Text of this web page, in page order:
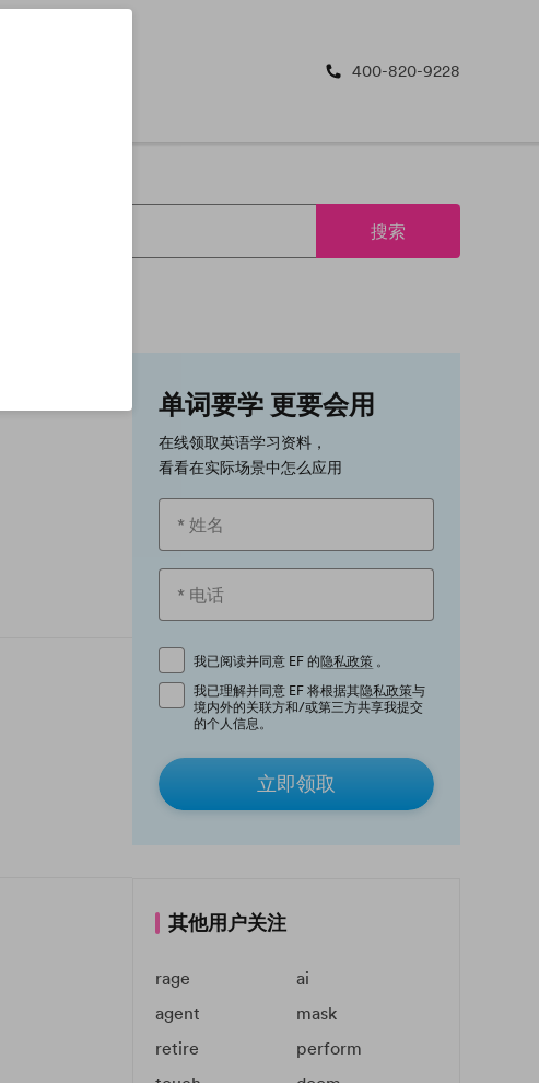
400-820-9228
搜索
单词要学 更要会用
在线领取英语学习资料，
看看在实际场景中怎么应用
我已阅读并同意 EF 的隐私政策 。
我已理解并同意 EF 将根据其隐私政策与
境内外的关联方和/或第三方共享我提交
的个人信息。
立即领取
其他用户关注
rage
ai
agent
mask
retire
perform